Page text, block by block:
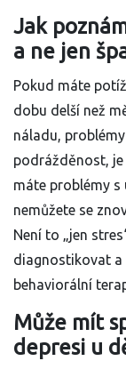
Jak
a ne jen
Pokud máte
dobu delší než
náladu,
podrážděnost,
máte problémy s
nemůžete se
Není to „jen
diagnostikovat
behaviorální
Může mít
depresi u